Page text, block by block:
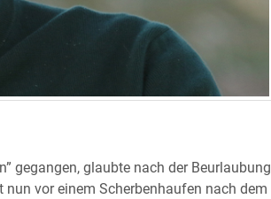
gegangen, glaubte nach der Beurlaubung
nun vor einem Scherbenhaufen nach dem